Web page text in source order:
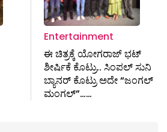
Entertainment
ಈ ಚಿತ್ರಕ್ಕೆ ಯೋಗರಾಜ್ ಭಟ್
ಶೀರ್ಷಿಕೆ ಕೊಟ್ರು.. ಸಿಂಪಲ್ ಸುನಿ
ಬ್ಯಾನರ್ ಕೊಟ್ರು ಅದೇ “ಜಂಗಲ್
ಮಂಗಲ್”……